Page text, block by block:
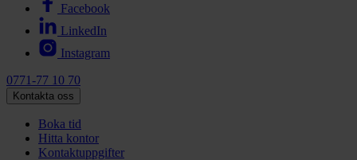
Facebook
LinkedIn
Instagram
0771-77 10 70
Kontakta oss
Boka tid
Hitta kontor
Kontaktuppgifter